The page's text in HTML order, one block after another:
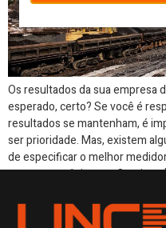
Os resultados da sua empresa
esperado, certo? Se você é
resultados se mantenham, é
ser prioridade. Mas, existem
de especificar o melhor
manterem eficientes. Continue